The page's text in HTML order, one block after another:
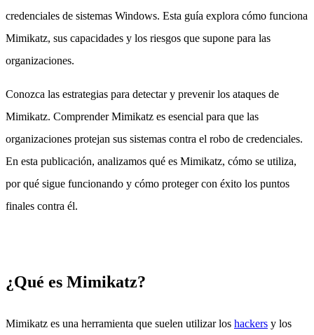
credenciales de sistemas Windows. Esta guía explora cómo funciona
Mimikatz, sus capacidades y los riesgos que supone para las
organizaciones.
Conozca las estrategias para detectar y prevenir los ataques de
Mimikatz. Comprender Mimikatz es esencial para que las
organizaciones protejan sus sistemas contra el robo de credenciales.
En esta publicación, analizamos qué es Mimikatz, cómo se utiliza,
por qué sigue funcionando y cómo proteger con éxito los puntos
finales contra él.
¿Qué es Mimikatz?
Mimikatz es una herramienta que suelen utilizar los hackers y los